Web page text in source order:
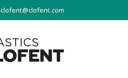
clofent@clofent.com